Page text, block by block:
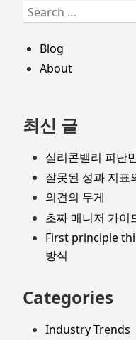
Skip
to
footer
Search
for:
Blog
About
최신 글
실리콘밸리 피난
잘못된 성과 지표
의견의 무게
초짜 매니저 가이
First principle
방식
Categories
Industry Trends